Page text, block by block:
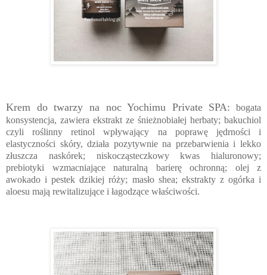
Krem do twarzy na noc Yochimu Private SPA: bogata
konsystencja, zawiera ekstrakt ze śnieżnobiałej herbaty; bakuchiol
czyli roślinny retinol wpływający na poprawę jędrności i
elastyczności skóry, działa pozytywnie na przebarwienia i lekko
złuszcza naskórek; niskocząsteczkowy kwas hialuronowy;
prebiotyki wzmacniające naturalną barierę ochronną; olej z
awokado i pestek dzikiej róży; masło shea; ekstrakty z ogórka i
aloesu mają rewitalizujące i łagodzące właściwości.